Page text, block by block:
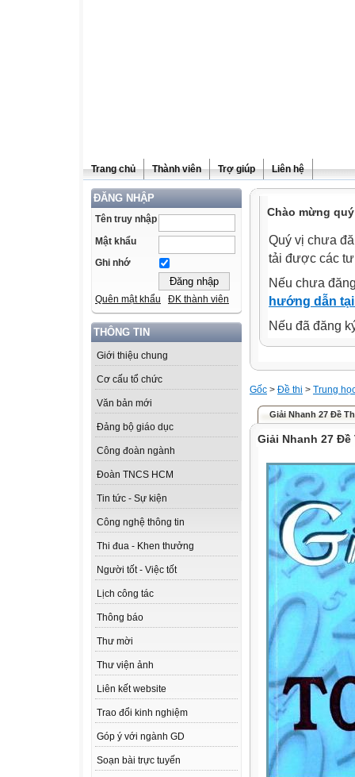
Trang chủ Thành viên Trợ giúp Liên hệ
ĐĂNG NHẬP
Tên truy nhập
Mật khẩu
Ghi nhớ
Quên mật khẩu ĐK thành viên
THÔNG TIN
Giới thiệu chung
Cơ cấu tổ chức
Văn bản mới
Đảng bộ giáo dục
Công đoàn ngành
Đoàn TNCS HCM
Tin tức - Sự kiện
Công nghệ thông tin
Thi đua - Khen thưởng
Người tốt - Việc tốt
Lịch công tác
Thông báo
Thư mời
Thư viện ảnh
Liên kết website
Trao đổi kinh nghiệm
Góp ý với ngành GD
Soạn bài trực tuyến
Chào mừng
Quý vị chưa
tải được các
Nếu chưa
hướng dẫn
Nếu đã đăng
Gốc > Đề thi > Trung
Giải Nhanh 27 Đề
Giải Nhanh 27 Đề